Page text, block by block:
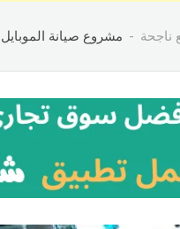
ناجحة مشروع صيانة الموبايل